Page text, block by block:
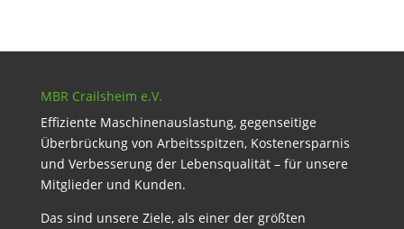
MBR Crailsheim e.V.
Effiziente Maschinenauslastung, gegenseitige
Überbrückung von Arbeitsspitzen, Kostenersparnis
und Verbesserung der Lebensqualität – für unsere
Mitglieder und Kunden.
Das sind unsere Ziele, als einer der größten